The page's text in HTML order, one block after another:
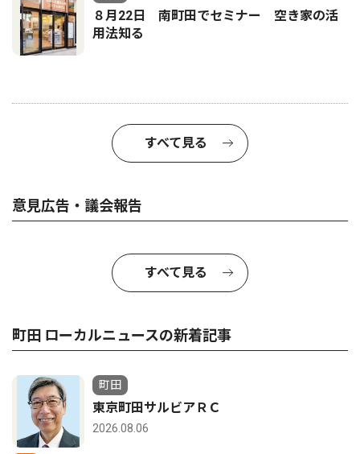
８月22日 南町田でセミナー 空き家の活
用法知る
すべて見る
意見広告・議会報告
すべて見る
町田 ローカルニュースの新着記事
町田
東京町田サルビアＲＣ
2026.08.06